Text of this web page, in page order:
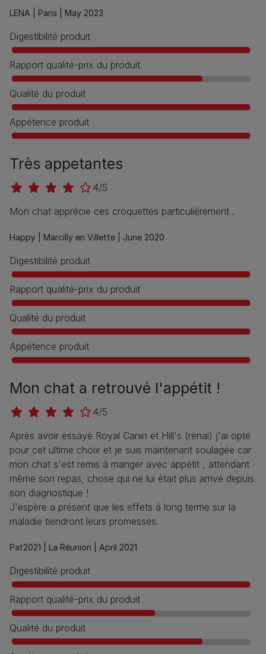
LENA | Paris | May 2023
Digestibilité produit
Rapport qualité-prix du produit
Qualité du produit
Appétence produit
Très appetantes
4/5
Mon chat apprécie ces croquettes particulièrement .
Happy | Marcilly en Villette | June 2020
Digestibilité produit
Rapport qualité-prix du produit
Qualité du produit
Appétence produit
Mon chat a retrouvé l'appétit !
4/5
Après avoir essayé Royal Canin et Hill's (rénal) j'ai opté
pour cet ultime choix et je suis maintenant soulagée car
mon chat s'est remis à manger avec appétit , attendant
même son repas, chose qui ne lui était plus arrivé depuis
son diagnostique !
J'espère a présent que les effets à long terme sur la
maladie tiendront leurs promesses.
Pat2021 | La Réunion | April 2021
Digestibilité produit
Rapport qualité-prix du produit
Qualité du produit